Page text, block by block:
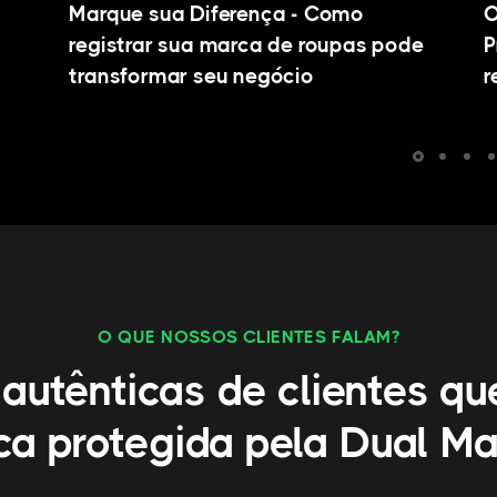
Marque sua Diferença - Como
registrar sua marca de roupas pode
transformar seu negócio
O QUE NOSSOS CLIENTES FALAM?
de clientes
protegida pela Dual